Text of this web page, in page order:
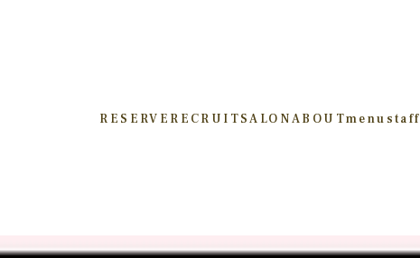
RESERVE RECRUITSALONABOUTmenu staff